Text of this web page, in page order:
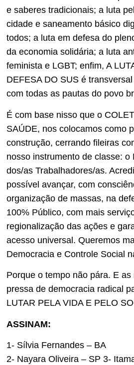
e saberes tradicionais; a luta
cidade e saneamento básico
todos; a luta em defesa do
da economia solidária; a luta
feminista e LGBT; enfim, A
DEFESA DO SUS é
com todas as pautas do povo
É com base nisso que o
SAÚDE, nos colocamos como
construção, cerrando fileiras
nosso instrumento de classe: o
dos/as Trabalhadores/as.
possível avançar, com
organização de massas, na
100% Público, com mais
regionalização das ações e
acesso universal. Queremos
Democracia e Controle Social
Porque o tempo não pára. E as
pressa de democracia radical
LUTAR PELA VIDA E PELO
ASSINAM:
1- Sílvia Fernandes – BA
2- Nayara Oliveira – SP 3-